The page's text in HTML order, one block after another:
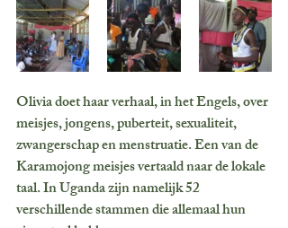
Olivia doet haar verhaal, in het Engels, over
meisjes, jongens, puberteit, sexualiteit,
zwangerschap en menstruatie. Een van de
Karamojong meisjes vertaald naar de lokale
taal. In Uganda zijn namelijk 52
verschillende stammen die allemaal hun